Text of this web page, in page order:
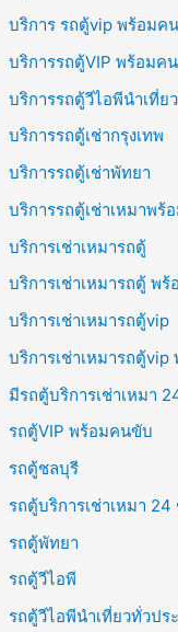
บริการ รถตู้vip พร้อมค
บริการรถตู้VIP พร้อมค
บริการรถตู้วีไอพีนำเที่ย
บริการรถตู้เช่ากรุงเทพ
บริการรถตู้เช่าพัทยา
บริการรถตู้เช่าเหมาพร้
บริการเช่าเหมารถตู้
บริการเช่าเหมารถตู้ พ
บริการเช่าเหมารถตู้vip
บริการเช่าเหมารถตู้
มีรถตู้บริการเช่าเหมา
รถตู้VIP พร้อมคนขับ
รถตู้ชลบุรี
รถตู้บริการเช่าเหมา 24
รถตู้พัทยา
รถตู้วีไอพี
รถตู้วีไอพีนำเที่ยวทั่วปร